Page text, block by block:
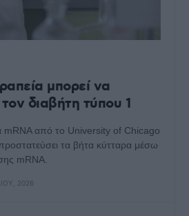
μπορεί να
διαβήτη τύπου 1
mRNA από το University of Chicago
προστατεύσει τα βήτα κύτταρα μέσω
mRNA.
2026